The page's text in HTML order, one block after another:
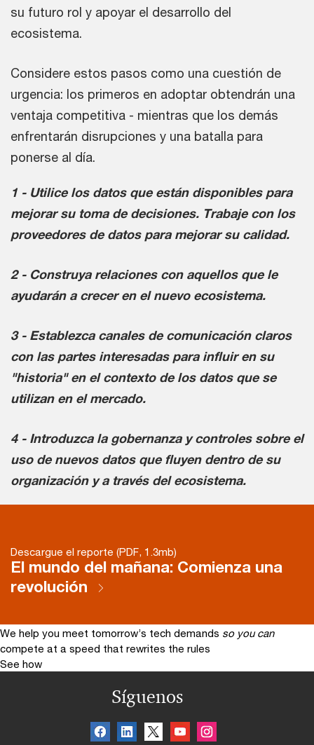
su futuro rol y apoyar el desarrollo del
ecosistema.
Considere estos pasos como una cuestión de
urgencia: los primeros en adoptar obtendrán una
ventaja competitiva - mientras que los demás
enfrentarán disrupciones y una batalla para
ponerse al día.
1 - Utilice los datos que están disponibles para
mejorar su toma de decisiones. Trabaje con los
proveedores de datos para mejorar su calidad.
2 - Construya relaciones con aquellos que le
ayudarán a crecer en el nuevo ecosistema.
3 - Establezca canales de comunicación claros
con las partes interesadas para influir en su
"historia" en el contexto de los datos que se
utilizan en el mercado.
4 - Introduzca la gobernanza y controles sobre el
uso de nuevos datos que fluyen dentro de su
organización y a través del ecosistema.
Descargue el reporte (PDF, 1.3mb)
El mundo del mañana: Comienza una
revolución
We help you meet tomorrow’s tech demands so you can
compete at a speed that rewrites the rules
See how
Síguenos